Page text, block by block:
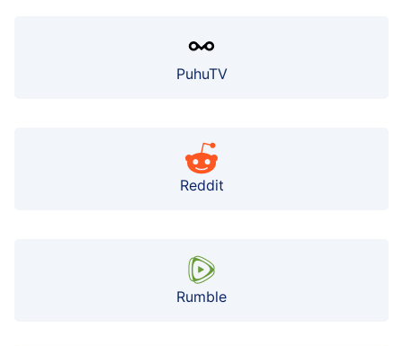
PuhuTV
Reddit
Rumble